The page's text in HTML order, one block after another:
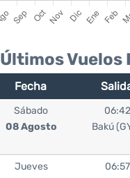
Últimos Vuelos
Fecha
Sábado
08 Agosto
06:42
Bakú
Jueves
06:57